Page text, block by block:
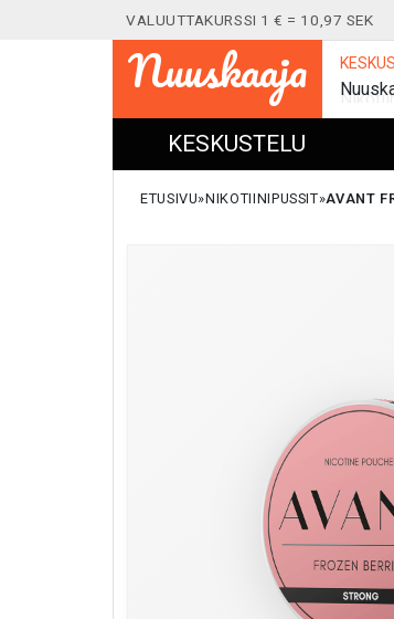
VALUUTTAKURSSI 1 € = 10,97 SEK
Nuuskaaja
KESKUSTELU
ETUSIVU NIKOTIINIPUSSIT AVANT